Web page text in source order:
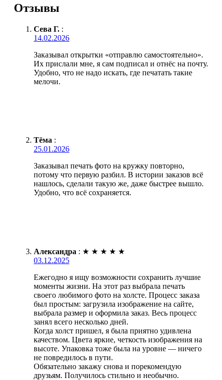
Отзывы
Сева Г. :
14.02.2026
Заказывал открытки «отправлю самостоятельно».
Их прислали мне, я сам подписал и отнёс на почту.
Удобно, что не надо искать, где печатать такие
мелочи.
Тёма :
25.01.2026
Заказывал печать фото на кружку повторно,
потому что первую разбил. В истории заказов всё
нашлось, сделали такую же, даже быстрее вышло.
Удобно, что всё сохраняется.
Александра : ★ ★ ★ ★ ★
03.12.2025
Ежегодно я ищу возможности сохранить лучшие
моменты жизни. На этот раз выбрала печать
своего любимого фото на холсте. Процесс заказа
был простым: загрузила изображение на сайте,
выбрала размер и оформила заказ. Весь процесс
занял всего несколько дней.
Когда холст пришел, я была приятно удивлена
качеством. Цвета яркие, четкость изображения на
высоте. Упаковка тоже была на уровне — ничего
не повредилось в пути.
Обязательно закажу снова и порекомендую
друзьям. Получилось стильно и необычно.